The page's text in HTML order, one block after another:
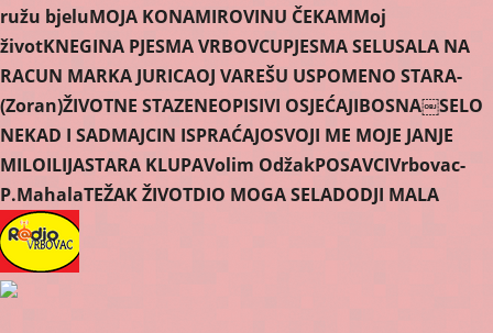
ružu bjeluMOJA KONAMIROVINU ČEKAMMoj
životKNEGINA PJESMA VRBOVCUPJESMA SELUSALA NA
RACUN MARKA JURICAOJ VAREŠU USPOMENO STARA-
(Zoran)ŽIVOTNE STAZENEOPISIVI OSJEĆAJIBOSNA￼SELO
NEKAD I SADMAJCIN ISPRAĆAJOSVOJI ME MOJE JANJE
MILOILIJASTARA KLUPAVolim OdžakPOSAVCIVrbovac-
P.MahalaTEŽAK ŽIVOTDIO MOGA SELADODJI MALA